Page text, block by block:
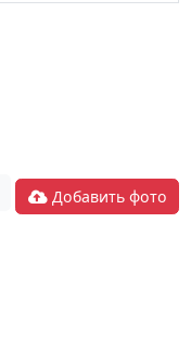
Добавить фото